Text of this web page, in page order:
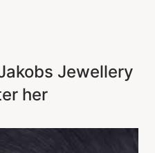
Jewellery
her